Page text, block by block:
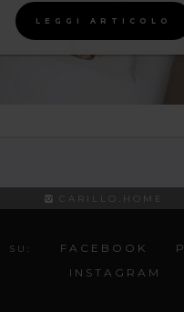
LEGGI ARTICOLO
CARILLO.HOME
SU: FACEBOOK
INSTAGRAM